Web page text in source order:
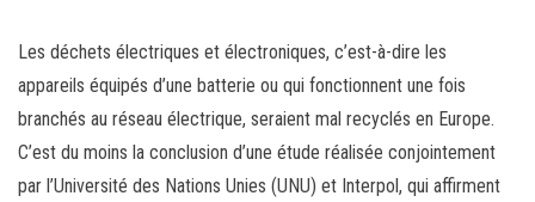
Les déchets électriques et électroniques, c’est-à-dire les
appareils équipés d’une batterie ou qui fonctionnent une fois
branchés au réseau électrique, seraient mal recyclés en Europe.
C’est du moins la conclusion d’une étude réalisée conjointement
par l’Université des Nations Unies (UNU) et Interpol, qui affirment